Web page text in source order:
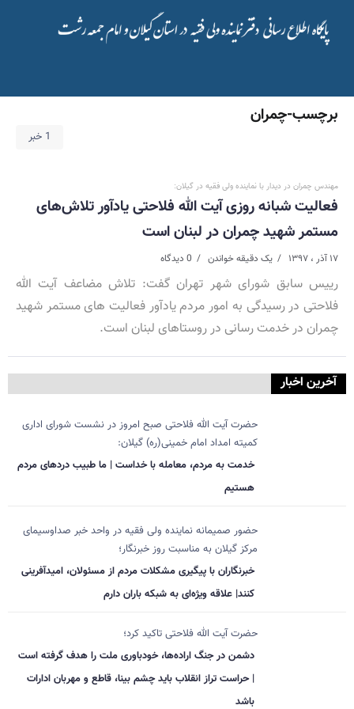
برچسب-چمران
1 خبر
مهندس چمران در دیدار با نماینده ولی فقیه در گیلان:
فعالیت شبانه روزی آیت الله فلاحتی یادآور تلاش‌های
مستمر شهید چمران در لبنان است
۱۷ آذر ، ۱۳۹۷ یک دقیقه خواندن 0 دیدگاه
رییس سابق شورای شهر تهران گفت: تلاش مضاعف آیت الله
فلاحتی در رسیدگی به امور مردم یادآور فعالیت های مستمر شهید
چمران در خدمت رسانی در روستاهای لبنان است.
آخرین اخبار
حضرت آیت الله فلاحتی صبح امروز در نشست شورای اداری
کمیته امداد امام خمینی(ره) گیلان:
خدمت به مردم، معامله با خداست | ما طبیب دردهای مردم
هستیم
حضور صمیمانه نماینده ولی فقیه در واحد خبر صداوسیمای
مرکز گیلان به مناسبت روز خبرنگار؛
خبرنگاران با پیگیری مشکلات مردم از مسئولان، امیدآفرینی
کنند| علاقه ویژه‌ای به شبکه باران دارم
حضرت آیت الله فلاحتی تاکید کرد؛
دشمن در جنگ اراده‌ها، خودباوری ملت را هدف گرفته است
| حراست تراز انقلاب باید چشم بینا، قاطع و مهربان ادارات
باشد